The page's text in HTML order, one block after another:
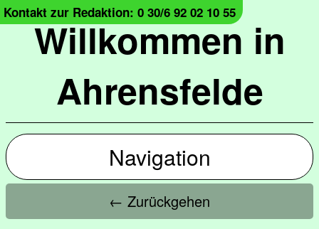
Willkommen in
Ahrensfelde
Kontakt zur Redaktion: 0 30/6 92 02 10 55
Navigation
← Zurückgehen